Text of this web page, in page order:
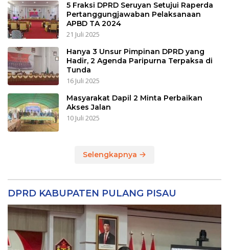
5 Fraksi DPRD Seruyan Setujui Raperda
Pertanggungjawaban Pelaksanaan
APBD TA 2024
21 Juli 2025
Hanya 3 Unsur Pimpinan DPRD yang
Hadir, 2 Agenda Paripurna Terpaksa di
Tunda
16 Juli 2025
Masyarakat Dapil 2 Minta Perbaikan
Akses Jalan
10 Juli 2025
Selengkapnya
DPRD KABUPATEN PULANG PISAU